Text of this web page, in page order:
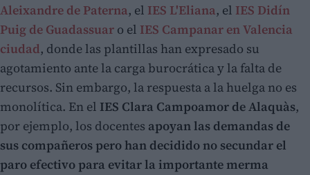
Aleixandre de Paterna, el IES L'Eliana, el IES Didín
Puig de Guadassuar o el IES Campanar en Valencia
ciudad, donde las plantillas han expresado su
agotamiento ante la carga burocrática y la falta de
recursos. Sin embargo, la respuesta a la huelga no es
monolítica. En el IES Clara Campoamor de Alaquàs,
por ejemplo, los docentes apoyan las demandas de
sus compañeros pero han decidido no secundar el
paro efectivo para evitar la importante merma